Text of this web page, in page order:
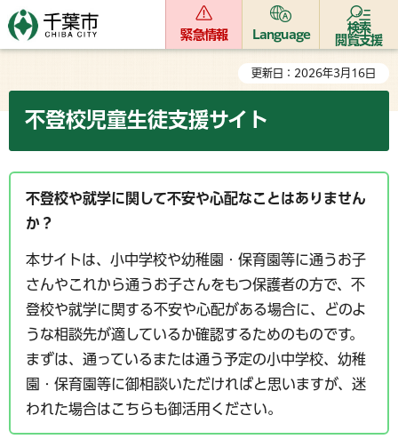
緊急情報 Language
検索
閲覧支援
更新日：2026年3月16日
不登校児童生徒支援サイト
不登校や就学に関して不安や心配なことはありません
か？
本サイトは、小中学校や幼稚園・保育園等に通うお子
さんやこれから通うお子さんをもつ保護者の方で、不
登校や就学に関する不安や心配がある場合に、どのよ
うな相談先が適しているか確認するためのものです。
まずは、通っているまたは通う予定の小中学校、幼稚
園・保育園等に御相談いただければと思いますが、迷
われた場合はこちらも御活用ください。